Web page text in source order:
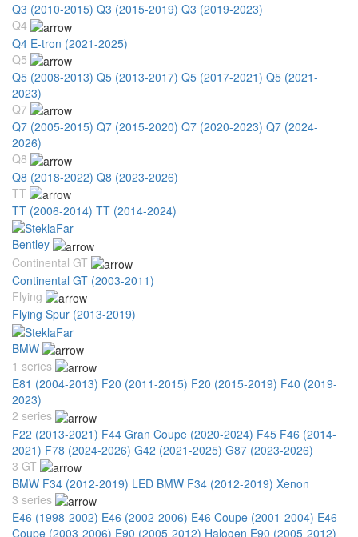
Q3 (2010-2015) Q3 (2015-2019) Q3 (2019-2023)
Q4
Q4 E-tron (2021-2025)
Q5
Q5 (2008-2013) Q5 (2013-2017) Q5 (2017-2021) Q5 (2021-
2023)
Q7
Q7 (2005-2015) Q7 (2015-2020) Q7 (2020-2023) Q7 (2024-
2026)
Q8
Q8 (2018-2022) Q8 (2023-2026)
TT
TT (2006-2014) TT (2014-2024)
Bentley
Continental GT
Continental GT (2003-2011)
Flying
Flying Spur (2013-2019)
BMW
1 series
E81 (2004-2013) F20 (2011-2015) F20 (2015-2019) F40 (2019-
2023)
2 series
F22 (2013-2021) F44 Gran Coupe (2020-2024) F45 F46 (2014-
2021) F78 (2024-2026) G42 (2021-2025) G87 (2023-2026)
3 GT
BMW F34 (2012-2019) LED BMW F34 (2012-2019) Xenon
3 series
E46 (1998-2002) E46 (2002-2006) E46 Coupe (2001-2004) E46
Coupe (2003-2006) E90 (2005-2012) Halogen E90 (2005-2012)